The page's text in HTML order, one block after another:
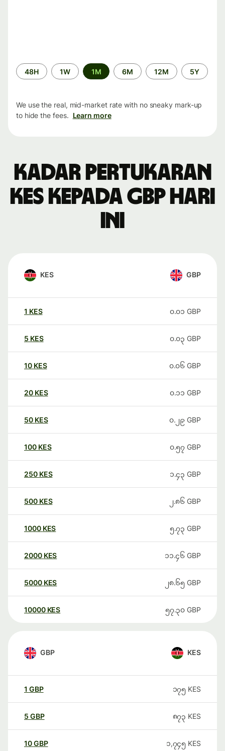
Time
period
48H 1W 1M 6M 12M 5Y
We use the real, mid-market rate with no sneaky mark-up
to hide the fees. Learn more
Kadar pertukaran
KES kepada GBP hari
ini
KES GBP
1 KES ၀.၀၁ GBP
5 KES ၀.၀၃ GBP
10 KES ၀.၀၆ GBP
20 KES ၀.၁၁ GBP
50 KES ၀.၂၉ GBP
100 KES ၀.၅၇ GBP
250 KES ၁.၄၃ GBP
500 KES ၂.၈၆ GBP
1000 KES ၅.၇၃ GBP
2000 KES ၁၁.၄၆ GBP
5000 KES ၂၈.၆၅ GBP
10000 KES ၅၇.၃၀ GBP
GBP KES
1 GBP ၁၇၅ KES
5 GBP ၈၇၃ KES
10GBP ၁,၇၄၅ KES